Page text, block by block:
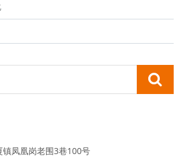
凤凰岗老围3巷100号